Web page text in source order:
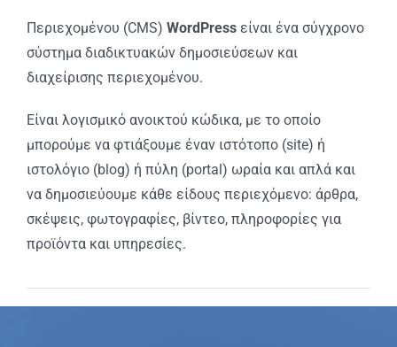
Περιεχομένου (CMS) WordPressείναι ένα σύγχρονο
σύστημα διαδικτυακών δημοσιεύσεων και
διαχείρισης περιεχομένου.
Είναι λογισμικό ανοικτού κώδικα, με το οποίο
μπορούμε να φτιάξουμε έναν ιστότοπο (site) ή
ιστολόγιο (blog) ή πύλη (portal) ωραία και απλά και
να δημοσιεύουμε κάθε είδους περιεχόμενο: άρθρα,
σκέψεις, φωτογραφίες, βίντεο, πληροφορίες για
προϊόντα και υπηρεσίες.